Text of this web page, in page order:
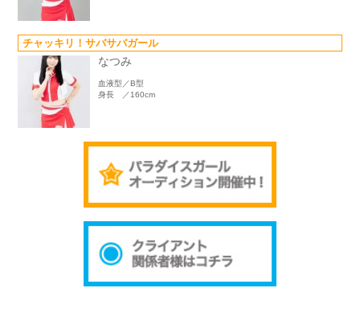
チャッキリ！サバサバガール
なつみ
血液型／B型
身長 ／160cm